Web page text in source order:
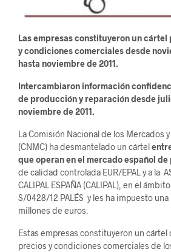
Las empresas constituyeron un
y condiciones comerciales desde
hasta noviembre de 2011.
Intercambiaron información
de producción y reparación desde
noviembre de 2011.
La Comisión Nacional de los Mercados
(CNMC) ha desmantelado un cártel
que operan en el mercado español de
de calidad controlada EUR/EPAL y a la
CALIPAL ESPAÑA (CALIPAL), en el
S/0428/12 PALÉS y les ha impuesto una
millones de euros.
Estas empresas constituyeron un cártel
precios y condiciones comerciales de